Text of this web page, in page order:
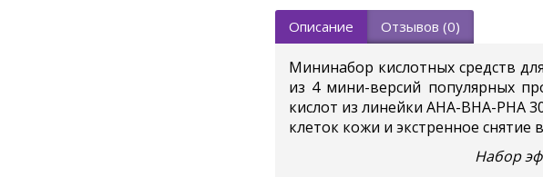
Описание Отзывов (0)
Мининабор кислотных средств
из 4 мини-версий популярных
кислот из линейки AHA-BHA-PHA
клеток кожи и экстренное снятие
Набор